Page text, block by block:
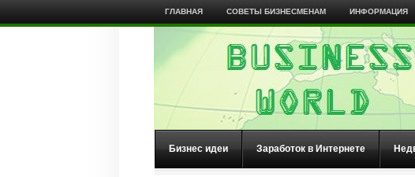
ГЛАВНАЯ СОВЕТЫ БИЗНЕСМЕНАМ ИНФОРМАЦИЯ
Бизнес идеи Заработок в Интернете